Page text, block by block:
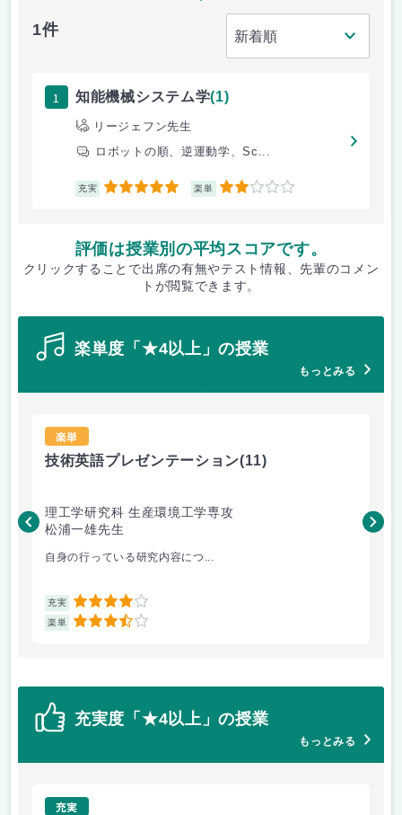
1件
1 知能機械システム学(1)
リージェフン先生
ロボットの順、逆運動学、Sc...
充実 5 楽単 2
評価は授業別の平均スコアです。
クリックすることで出席の有無やテスト情報、先輩のコメン
トが閲覧できます。
楽単度「★4以上」の授業
もっとみる
楽単
技術英語プレゼンテーション(11)
理工学研究科 生産環境工学専攻
松浦一雄先生
自身の行っている研究内容につ...
充実 4
楽単 3.5
黄
充実度「★4以上」の授業
もっとみる
充実